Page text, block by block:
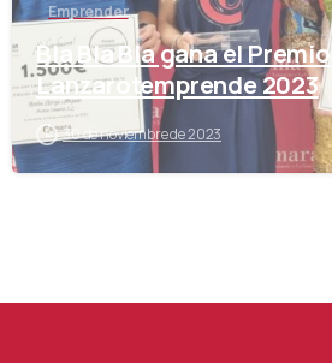
Emprender
Bla Bla Bla gana el Premio
Lanzarotemprende 2023
30 de noviembre de 2023